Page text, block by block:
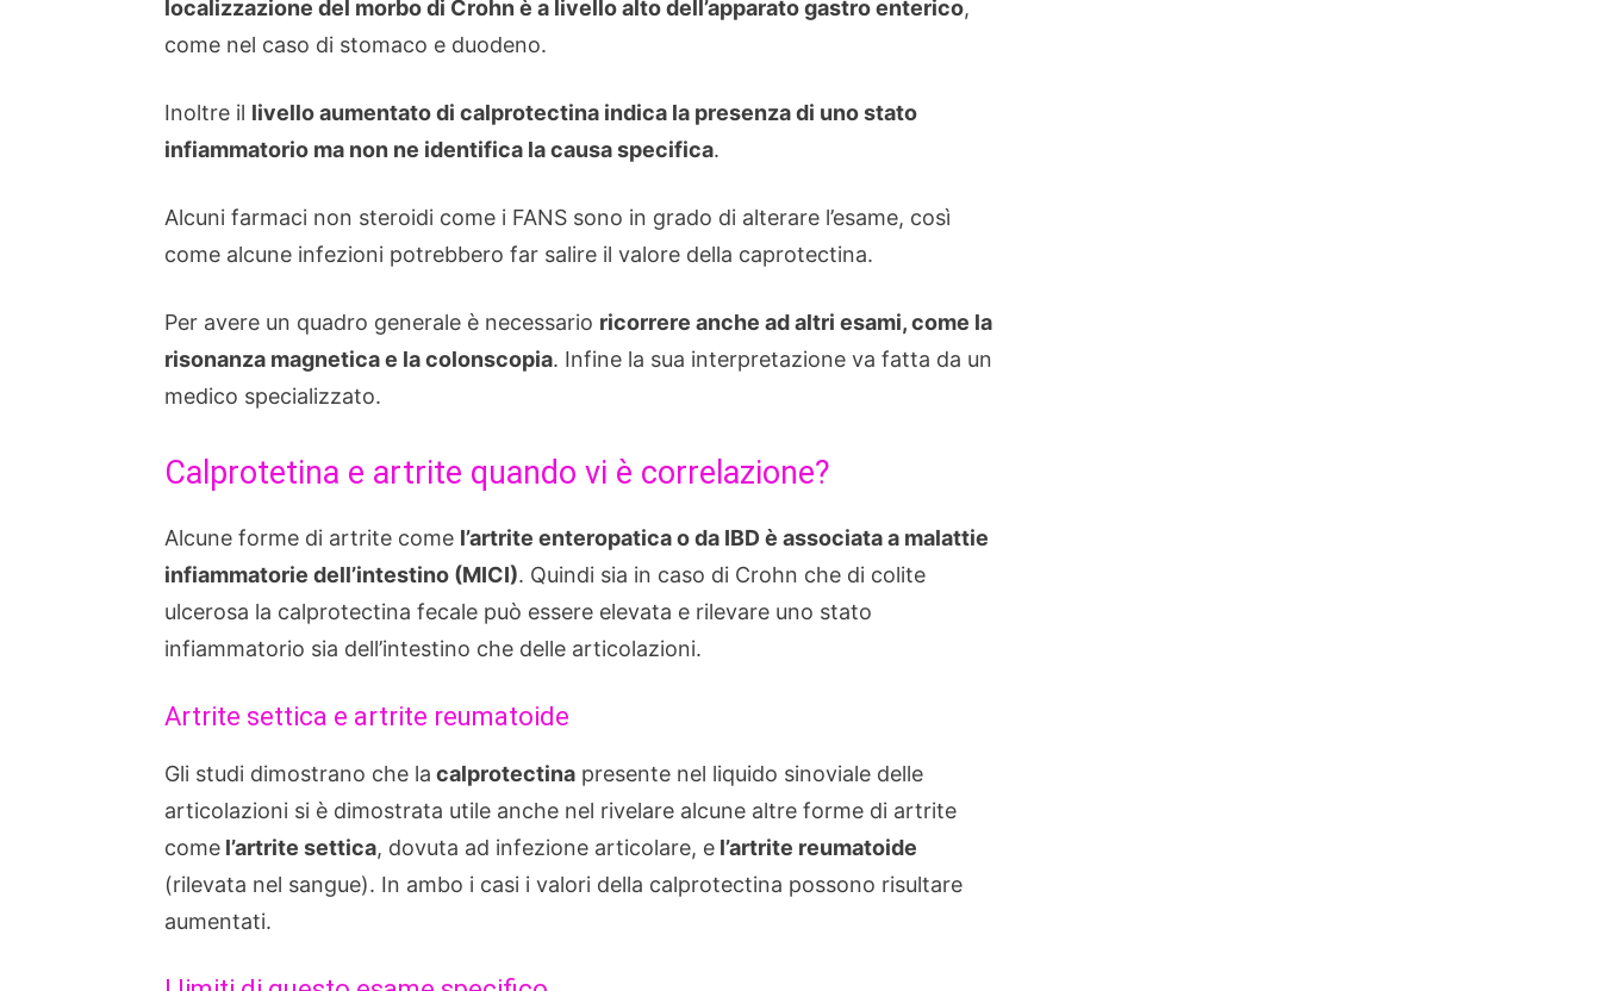
localizzazione del morbo di Crohn è a livello alto dell’apparato gastro enterico,
come nel caso di stomaco e duodeno.
Inoltre il livello aumentato di calprotectina indica la presenza di uno stato
infiammatorio ma non ne identifica la causa specifica.
Alcuni farmaci non steroidi come i FANS sono in grado di alterare l’esame, così
come alcune infezioni potrebbero far salire il valore della caprotectina.
Per avere un quadro generale è necessario ricorrere anche ad altri esami, come la
risonanza magnetica e la colonscopia. Infine la sua interpretazione va fatta da un
medico specializzato.
Calprotetina e artrite quando vi è correlazione?
Alcune forme di artrite come l’artrite enteropatica o da IBD è associata a malattie
infiammatorie dell’intestino (MICI). Quindi sia in caso di Crohn che di colite
ulcerosa la calprotectina fecale può essere elevata e rilevare uno stato
infiammatorio sia dell’intestino che delle articolazioni.
Artrite settica e artrite reumatoide
Gli studi dimostrano che la calprotectina presente nel liquido sinoviale delle
articolazioni si è dimostrata utile anche nel rivelare alcune altre forme di artrite
come l’artrite settica, dovuta ad infezione articolare, e l’artrite reumatoide
(rilevata nel sangue). In ambo i casi i valori della calprotectina possono risultare
aumentati.